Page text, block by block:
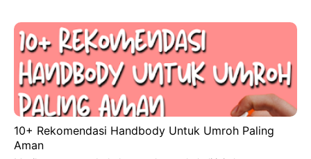
10+ Rekomendasi Handbody Untuk Umroh Paling
Aman